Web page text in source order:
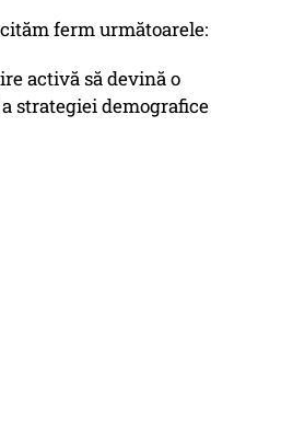
ferm următoarele:
activă să devină o
strategiei demografice